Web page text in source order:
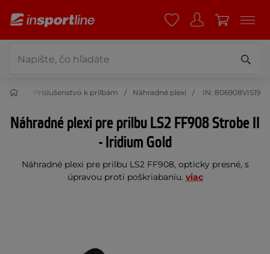
Príslušenstvo k prilbám Náhradné plexi IN: 806908VIS19
Náhradné plexi pre prilbu LS2 FF908 Strobe II
- Iridium Gold
Náhradné plexi pre prilbu LS2 FF908, opticky presné, s
úpravou proti poškriabaniu. viac